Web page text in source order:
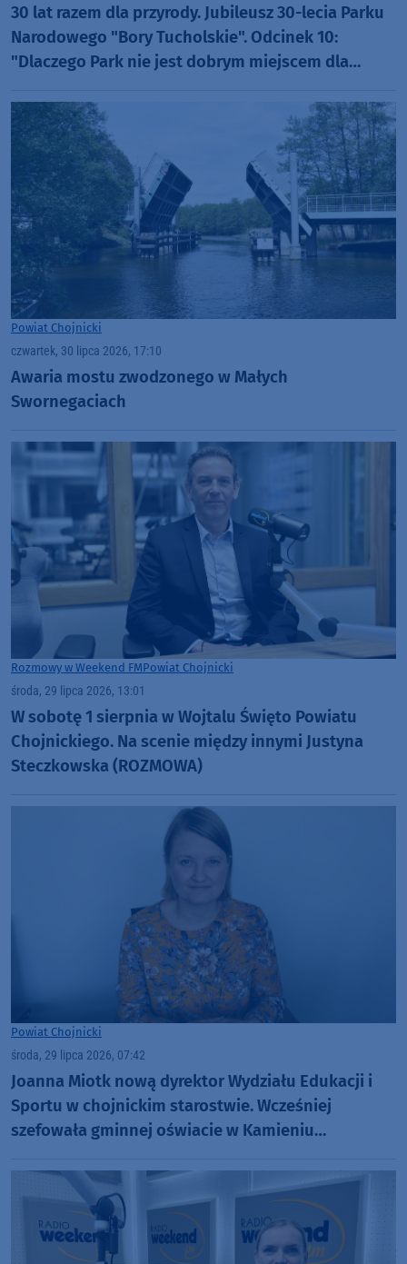
30 lat razem dla przyrody. Jubileusz 30-lecia Parku
Narodowego "Bory Tucholskie". Odcinek 10:
"Dlaczego Park nie jest dobrym miejscem dla
(WIDEO)
Powiat Chojnicki
czwartek, 30 lipca 2026, 17:10
Awaria mostu zwodzonego w Małych
Swornegaciach
Rozmowy w Weekend FMPowiat Chojnicki
środa, 29 lipca 2026, 13:01
W sobotę 1 sierpnia w Wojtalu Święto Powiatu
Chojnickiego. Na scenie między innymi Justyna
Steczkowska (ROZMOWA)
Powiat Chojnicki
środa, 29 lipca 2026, 07:42
Joanna Miotk nową dyrektor Wydziału Edukacji i
Sportu w chojnickim starostwie. Wcześniej
szefowała gminnej oświacie w Kamieniu